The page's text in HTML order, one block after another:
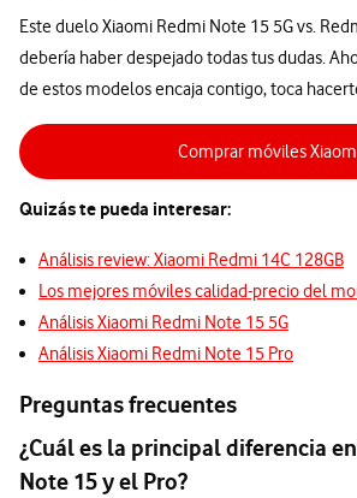
Este duelo Xiaomi Redmi Note 15 5G vs.
debería haber despejado todas tus dudas.
de estos modelos encaja contigo, toca
Comprar móviles
Quizás te pueda interesar:
Análisis review: Xiaomi Redmi 14C 128GB
Los mejores móviles calidad-precio del
Análisis Xiaomi Redmi Note 15 5G
Análisis Xiaomi Redmi Note 15 Pro
Preguntas frecuentes
¿Cuál es la principal diferencia
Note 15 y el Pro?